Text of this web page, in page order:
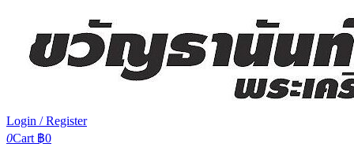
Login / Register
0Cart ฿0